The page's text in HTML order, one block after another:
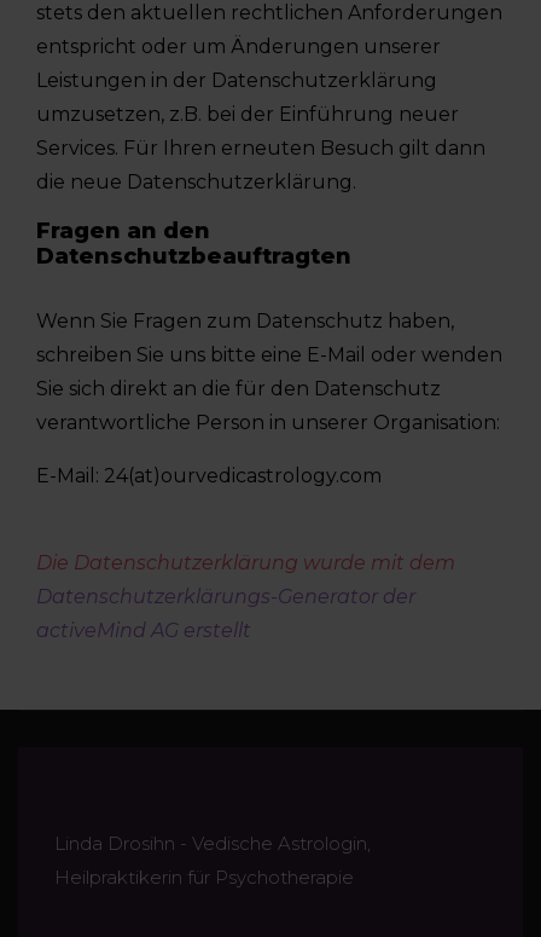
stets den aktuellen rechtlichen Anforderungen
entspricht oder um Änderungen unserer
Leistungen in der Datenschutzerklärung
umzusetzen, z.B. bei der Einführung neuer
Services. Für Ihren erneuten Besuch gilt dann
die neue Datenschutzerklärung.
Fragen an den
Datenschutzbeauftragten
Wenn Sie Fragen zum Datenschutz haben,
schreiben Sie uns bitte eine E-Mail oder wenden
Sie sich direkt an die für den Datenschutz
verantwortliche Person in unserer Organisation:
E-Mail: 24(at)ourvedicastrology.com
Die Datenschutzerklärung wurde mit dem
Datenschutzerklärungs-Generator der
activeMind AG erstellt
Linda Drosihn - Vedische Astrologin,
Heilpraktikerin für Psychotherapie